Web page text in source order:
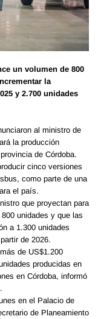
un volumen de 800
la
y 2.700 unidades
al ministro de
la producción
de Córdoba.
cinco versiones
como parte de una
el país.
que proyectan para
unidades y que las
a 1.300 unidades
de 2026.
de US$1.200
producidas en
en Córdoba, informó
en el Palacio de
de Planeamiento